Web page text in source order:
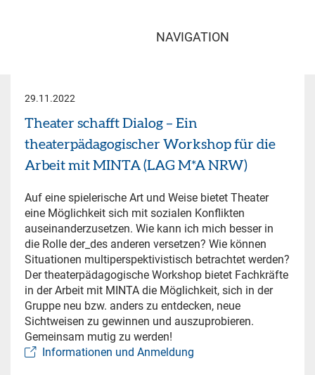
NAVIGATION
29.11.2022
Theater schafft Dialog – Ein
theaterpädagogischer Workshop für die
Arbeit mit MINTA (LAG M*A NRW)
Auf eine spielerische Art und Weise bietet Theater
eine Möglichkeit sich mit sozialen Konflikten
auseinanderzusetzen. Wie kann ich mich besser in
die Rolle der_des anderen versetzen? Wie können
Situationen multiperspektivistisch betrachtet werden?
Der theaterpädagogische Workshop bietet Fachkräfte
in der Arbeit mit MINTA die Möglichkeit, sich in der
Gruppe neu bzw. anders zu entdecken, neue
Sichtweisen zu gewinnen und auszuprobieren.
Gemeinsam mutig zu werden!
Informationen und Anmeldung